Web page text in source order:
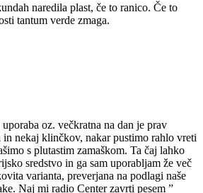
naredila plast, če to ranico. Če to
tantum verde zmaga.
oz. večkratna na dan je prav
nekaj klinčkov, nakar pustimo rahlo vreti
s plutastim zamaškom. Ta čaj lahko
sredstvo in ga sam uporabljam že več
varianta, preverjana na podlagi naše
Naj mi radio Center zavrti pesem ”